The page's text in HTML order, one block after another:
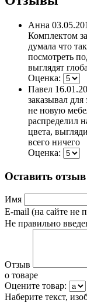
Анна
Комплектом
думала что
посмотреть
выглядят
Оценка:
Павел
заказывал
не новую
распределил
цвета,
всего ничего
Оценка:
Оставить отзыв
Имя
E-mail (на сайте не
Не правильно
Отзыв
о товаре
Оцените товар:
Наберите текст,